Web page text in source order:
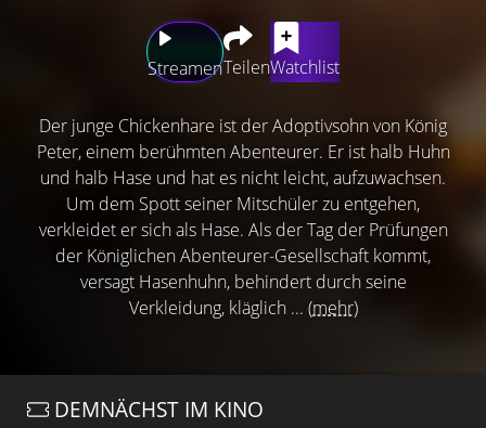
StreamenTeilenWatchlist
Der junge Chickenhare ist der Adoptivsohn von König
Peter, einem berühmten Abenteurer. Er ist halb Huhn
und halb Hase und hat es nicht leicht, aufzuwachsen.
Um dem Spott seiner Mitschüler zu entgehen,
verkleidet er sich als Hase. Als der Tag der Prüfungen
der Königlichen Abenteurer-Gesellschaft kommt,
versagt Hasenhuhn, behindert durch seine
Verkleidung, kläglich ... (mehr)
DEMNÄCHST IM KINO